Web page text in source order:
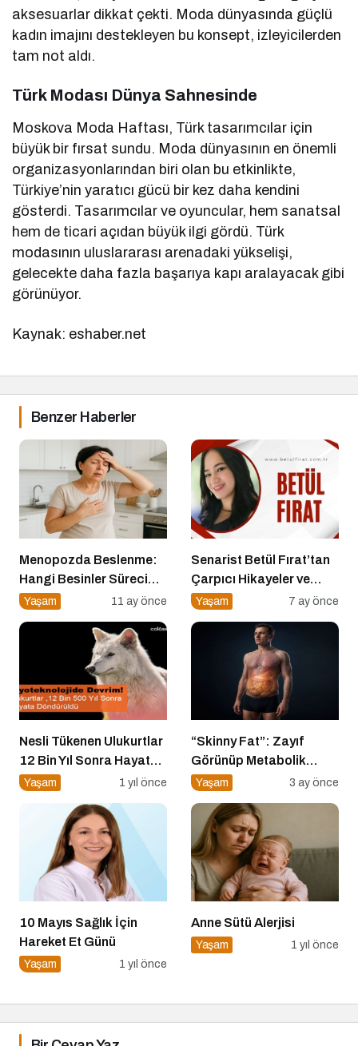
aksesuarlar dikkat çekti. Moda dünyasında güçlü
kadın imajını destekleyen bu konsept, izleyicilerden
tam not aldı.
Türk Modası Dünya Sahnesinde
Moskova Moda Haftası, Türk tasarımcılar için
büyük bir fırsat sundu. Moda dünyasının en önemli
organizasyonlarından biri olan bu etkinlikte,
Türkiye’nin yaratıcı gücü bir kez daha kendini
gösterdi. Tasarımcılar ve oyuncular, hem sanatsal
hem de ticari açıdan büyük ilgi gördü. Türk
modasının uluslararası arenadaki yükselişi,
gelecekte daha fazla başarıya kapı aralayacak gibi
görünüyor.
Kaynak: eshaber.net
Benzer Haberler
Menopozda Beslenme:
Hangi Besinler Süreci
Kolaylaştırır?
Yaşam 11 ay önce
Senarist Betül Fırat’tan
Çarpıcı Hikayeler ve
Şarkılar
Yaşam 7 ay önce
Nesli Tükenen Ulukurtlar
12 Bin Yıl Sonra Hayata
Döndürüldü
Yaşam 1 yıl önce
“Skinny Fat”: Zayıf
Görünüp Metabolik
Olarak Riskli Olmak
Yaşam 3 ay önce
10 Mayıs Sağlık İçin
Hareket Et Günü
Yaşam 1 yıl önce
Anne Sütü Alerjisi
Yaşam 1 yıl önce